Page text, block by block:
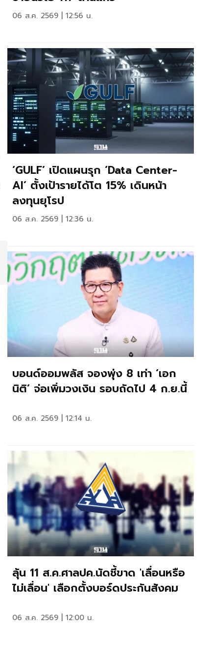
06 ส.ค. 2569 | 12:56 น.
‘GULF’ เปิดแผนรุก ‘Data Center-
AI’ ตั้งเป้ารายได้โต 15% เดินหน้า
ลงทุนยุโรป
06 ส.ค. 2569 | 12:36 น.
บอนด์ออมพลัส จองพุ่ง 8 เท่า ‘เอก
นิติ’ จ่อเพิ่มวงเงิน รอบถัดไป 4 ก.ย.นี้
06 ส.ค. 2569 | 12:14 น.
ลุ้น 11 ส.ค.ศาลปค.นัดชี้ขาด 'เลื่อนหรือ
ไม่เลื่อน' เลือกตั้งบอร์ดประกันสังคม
06 ส.ค. 2569 | 12:00 น.